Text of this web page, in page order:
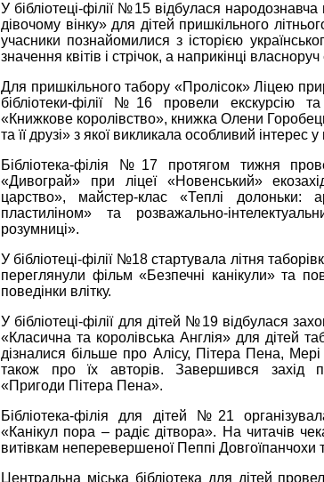
У бібліотеці-філії №15 відбулася
дівочому вінку» для дітей пришкільного
учасники познайомилися з історією
значення квітів і стрічок, а наприкінці
Для пришкільного табору «Пролісок» Ліцею
бібліотеки-філії №16 провели екскурсію
«Книжкове королівство», книжка Олени
та її друзі» з якої викликала особливий інтерес у
Бібліотека-філія №17 протягом тижня
«Дивограй» при ліцеї «Новенський»
царство», майстер-клас «Теплі долоньки:
пластиліном» та розважально-
розумниці».
У бібліотеці-філії №18 стартувала літня
переглянули фільм «Безпечні канікули» та
поведінки влітку.
У бібліотеці-філії для дітей №19 відбулася
«Класична та королівська Англія» для дітей
дізналися більше про Алісу, Пітера Пена,
також про їх авторів. Завершився захід
«Пригоди Пітера Пена».
Бібліотека-філія для дітей №21
«Канікул пора – радіє дітвора». На читачів
витівкам неперевершеної Пеппі
Центральна міська бібліотека для дітей